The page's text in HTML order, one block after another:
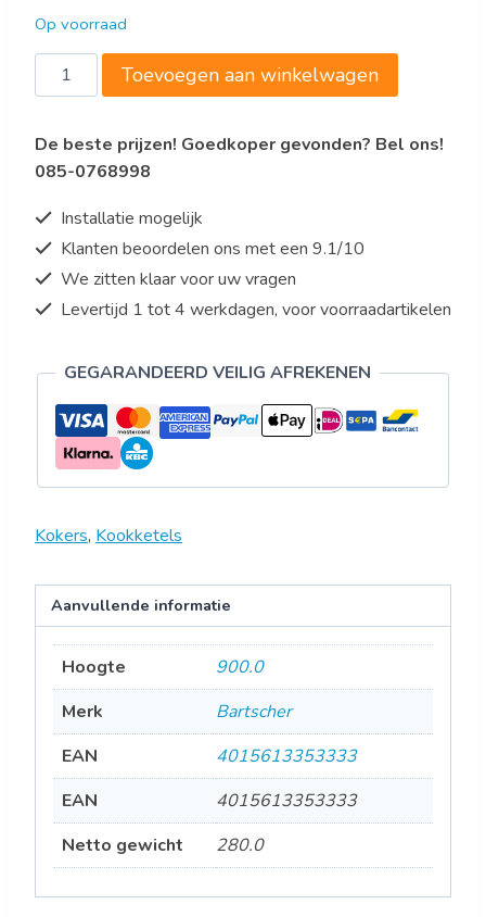
€17.349,00.€14.226,18.
Op voorraad
Bartscher
Kookketel
aantal
Toevoegen aan winkelwagen
De beste prijzen! Goedkoper gevonden? Bel ons!
085-0768998
Installatie mogelijk
Klanten beoordelen ons met een 9.1/10
We zitten klaar voor uw vragen
Levertijd 1 tot 4 werkdagen, voor voorraadartikelen
GEGARANDEERD VEILIG AFREKENEN
Kokers, Kookketels
Aanvullende informatie
Hoogte
900.0
Merk
Bartscher
EAN
4015613353333
EAN
4015613353333
Netto gewicht
280.0